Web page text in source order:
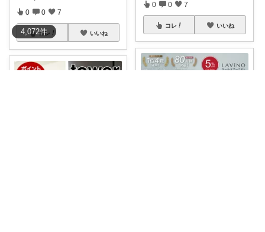
4,072件
0 0 7
コレ いいね
0 0 7
コレ いいね